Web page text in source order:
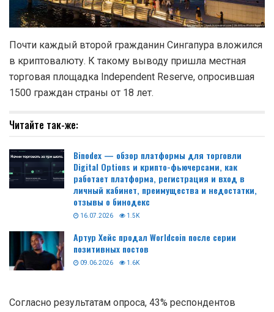
Почти каждый второй гражданин Сингапура вложился
в криптовалюту. К такому выводу пришла местная
торговая площадка Independent Reserve, опросившая
1500 граждан страны от 18 лет.
Читайте так-же:
Binodex — обзор платформы для торговли
Digital Options и крипто-фьючерсами, как
работает платформа, регистрация и вход в
личный кабинет, преимущества и недостатки,
отзывы о бинодекс
16.07.2026 1.5K
Артур Хейс продал Worldcoin после серии
позитивных постов
09.06.2026 1.6K
Согласно результатам опроса, 43% респондентов